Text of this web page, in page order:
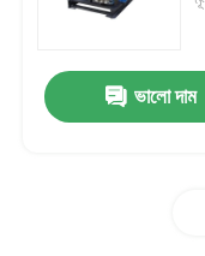
ভালো দাম